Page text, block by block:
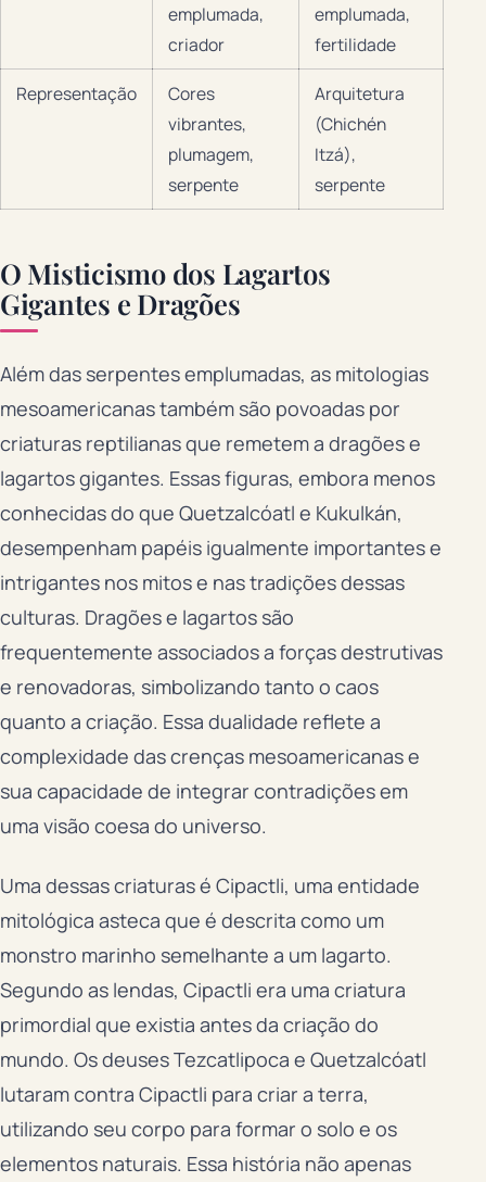
emplumada,
criador
emplumada,
fertilidade
Representação
Cores
vibrantes,
plumagem,
serpente
Arquitetura
(Chichén
Itzá),
serpente
O Misticismo dos Lagartos
Gigantes e Dragões
Além das serpentes emplumadas, as mitologias
mesoamericanas também são povoadas por
criaturas reptilianas que remetem a dragões e
lagartos gigantes. Essas figuras, embora menos
conhecidas do que Quetzalcóatl e Kukulkán,
desempenham papéis igualmente importantes e
intrigantes nos mitos e nas tradições dessas
culturas. Dragões e lagartos são
frequentemente associados a forças destrutivas
e renovadoras, simbolizando tanto o caos
quanto a criação. Essa dualidade reflete a
complexidade das crenças mesoamericanas e
sua capacidade de integrar contradições em
uma visão coesa do universo.
Uma dessas criaturas é Cipactli, uma entidade
mitológica asteca que é descrita como um
monstro marinho semelhante a um lagarto.
Segundo as lendas, Cipactli era uma criatura
primordial que existia antes da criação do
mundo. Os deuses Tezcatlipoca e Quetzalcóatl
lutaram contra Cipactli para criar a terra,
utilizando seu corpo para formar o solo e os
elementos naturais. Essa história não apenas